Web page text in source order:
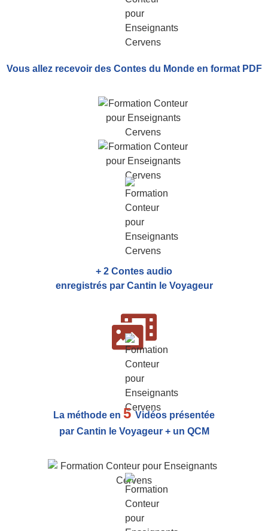
Vous allez recevoir des Contes du Monde en format PDF
+ 2 Contes audio
enregistrés par Cantin le Voyageur
La méthode en 5Vidéos présentée
par Cantin le Voyageur + un QCM